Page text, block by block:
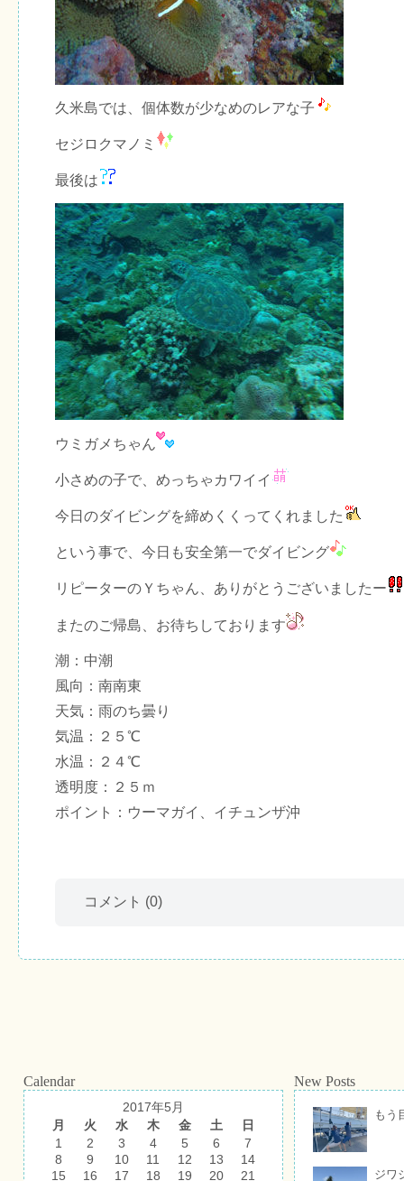
久米島では、個体数が少なめのレアな子
セジロクマノミ
最後は
ウミガメちゃん
小さめの子で、めっちゃカワイイ
今日のダイビングを締めくくってくれました
という事で、今日も安全第一でダイビング
リピーターのＹちゃん、ありがとうございましたー
またのご帰島、お待ちしております
潮：中潮
風向：南南東
天気：雨のち曇り
気温：２５℃
水温：２４℃
透明度：２５ｍ
ポイント：ウーマガイ、イチュンザ沖
コメント (0)
Calendar
2017年5月
月
火 水 木 金 土
日
1
2 3 4 5 6
7
8
9 10 11 12 13
14
15
16 17 18 19 20 21
New Posts
もう
ジワ